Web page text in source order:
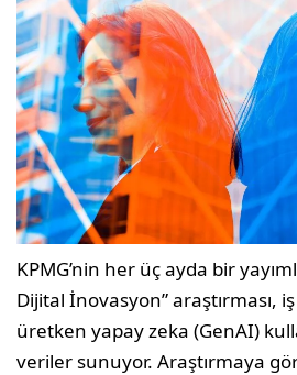
KPMG’nin her üç ayda bir
Dijital İnovasyon” araştırması,
üretken yapay zeka (GenAI)
veriler sunuyor. Araştırmaya